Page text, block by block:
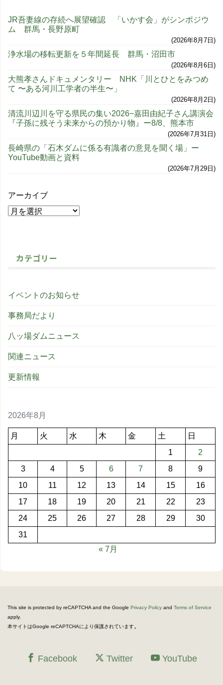
JR吾妻線の存続へ展望確認 「いかす会」がシンポジウ
ム 群馬・長野原町
2026年8月7日
浄水場の移転更新を５年間延長 群馬・沼田市
2026年8月6日
大熊孝さんドキュメンタリー NHK「川とひとをみつめ
て 〜ある河川工学者の半生〜」
2026年8月2日
清流川辺川を守る県民の集い2026−嘉田由紀子さん講演会
『子孫に残そう未来からの預かり物』ー8/8、熊本市
2026年7月31日
長崎県の「石木ダムに係る有識者の意見を聞く場」ー
YouTube動画と資料
2026年7月29日
アーカイブ
カテゴリー
イベントのお知らせ
事務局だより
八ッ場ダムニュース
関連ニュース
更新情報
2026年8月
月 火 水 木 金 土
日
1
2
3
4 5 6 7 8
9
10
11 12 13 14 15
16
17
18 19 20 21 22
23
24
25 26 27 28 29
30
31
« 7月
This site is protected by reCAPTCHA and the Google Privacy Policy and Terms of Service
apply.
本サイトはGoogle reCAPTCHAにより保護されています。
Facebook Twitter YouTube